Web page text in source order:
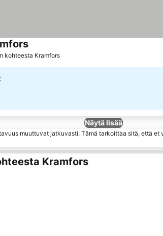
kohteesta Kramfors
Näytä lisää
muuttuvat jatkuvasti. Tämä tarkoittaa sitä, että
Kramfors